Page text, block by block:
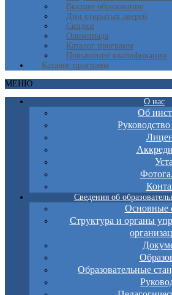
Высшее образование
Дни открытых дверей
Скидки
Олимпиада
Каталог программ
Повышение квалификации
Каталог программ
МЕНЮ
О нас
Об
Сведения об
Основные
Структура и органы
Образовательные